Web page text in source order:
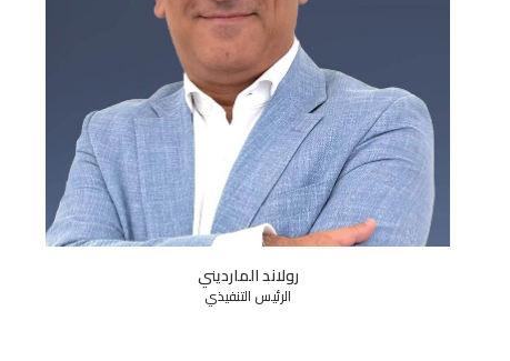
فواد حنيف
رئيس التخطيط المالي للمجموعة